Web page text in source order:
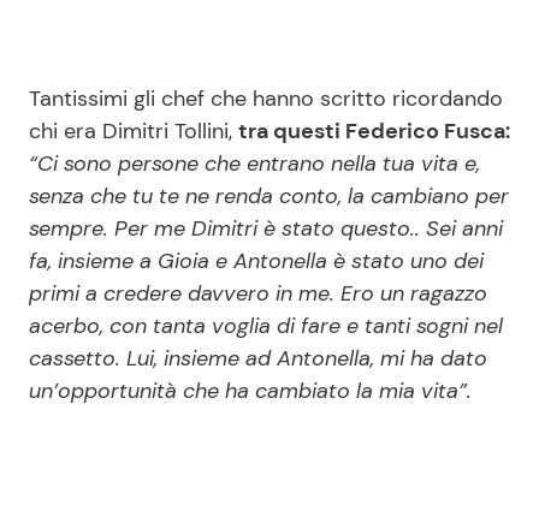
Tantissimi gli chef che hanno scritto ricordando
chi era Dimitri Tollini, tra questi Federico Fusca:
“Ci sono persone che entrano nella tua vita e,
senza che tu te ne renda conto, la cambiano per
sempre. Per me Dimitri è stato questo.. Sei anni
fa, insieme a Gioia e Antonella è stato uno dei
primi a credere davvero in me. Ero un ragazzo
acerbo, con tanta voglia di fare e tanti sogni nel
cassetto. Lui, insieme ad Antonella, mi ha dato
un’opportunità che ha cambiato la mia vita”.